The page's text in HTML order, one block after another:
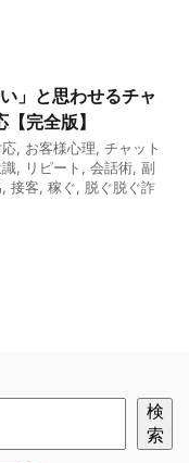
」と思わせるチャ
完全版】
, お客様心理, チャット
, リピート , 会話術, 副
, 接客, 稼ぐ, 脱ぐ脱ぐ詐
検
索